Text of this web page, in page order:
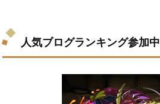
人気ブログランキング参加中